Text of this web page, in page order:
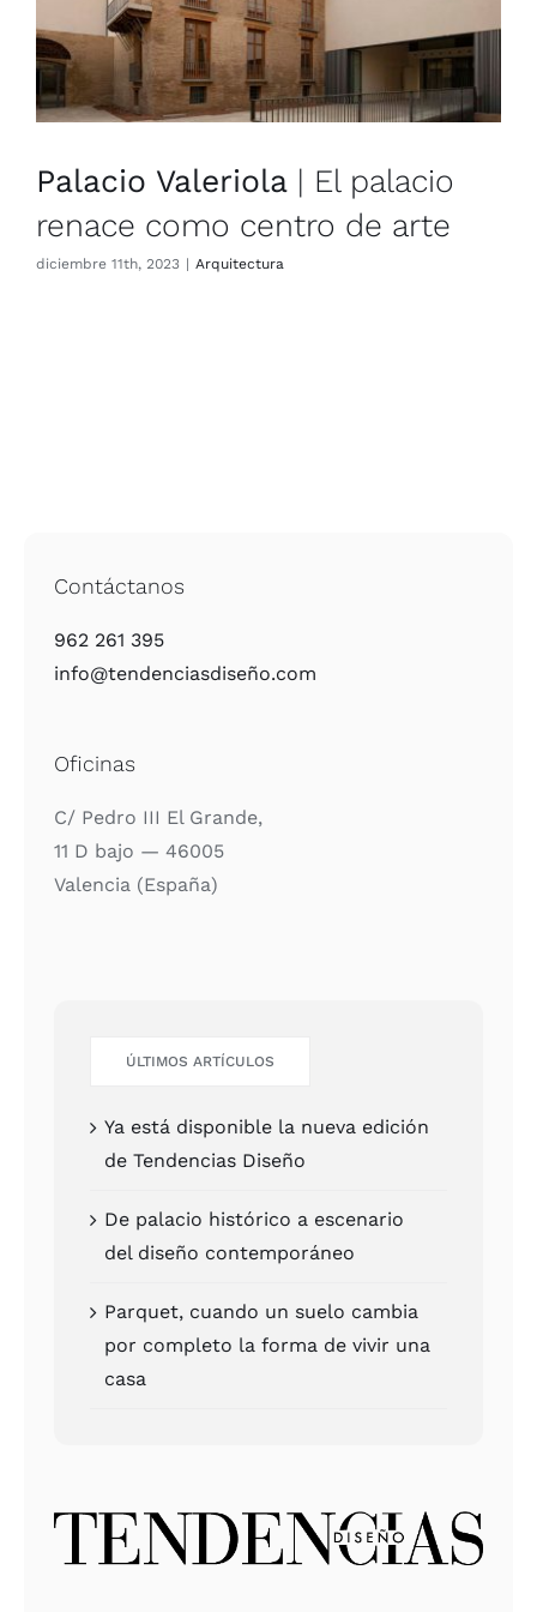
Palacio Valeriola | El palacio
renace como centro de arte
diciem­bre 11th, 2023 | Arqui­tec­tu­ra
Contáctanos
962 261 395
info@tendenciasdiseño.com
Oficinas
C/ Pedro III El Gran­de,
11 D bajo — 46005
Valen­cia (Espa­ña)
ÚLTI­MOS ARTÍCU­LOS
Ya está dis­po­ni­ble la nue­va edi­ción
de Ten­den­cias Dise­ño
De pala­cio his­tó­ri­co a esce­na­rio
del dise­ño con­tem­po­rá­neo
Par­quet, cuan­do un sue­lo cam­bia
por com­ple­to la for­ma de vivir una
casa